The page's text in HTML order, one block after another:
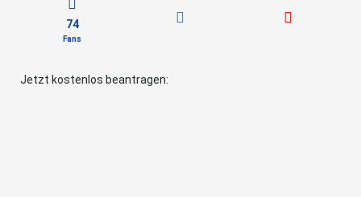
74
Fans
Jetzt kostenlos beantragen: